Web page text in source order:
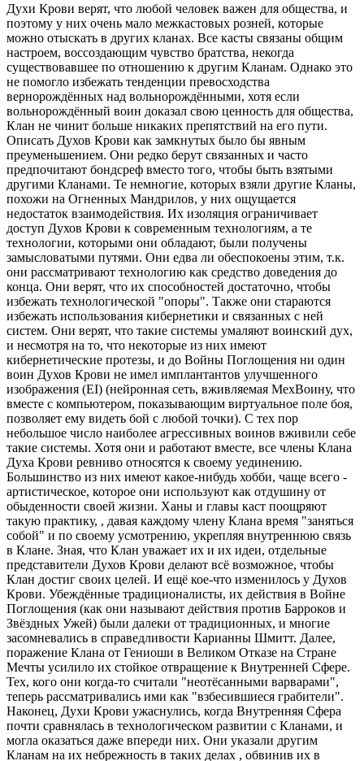
Духи Крови верят, что любой человек важен для общества, и
поэтому у них очень мало межкастовых розней, которые
можно отыскать в других кланах. Все касты связаны общим
настроем, воссоздающим чувство братства, некогда
существовавшее по отношению к другим Кланам. Однако это
не помогло избежать тенденции превосходства
вернорождённых над вольнорождёнными, хотя если
вольнорождённый воин доказал свою ценность для общества,
Клан не чинит больше никаких препятствий на его пути.
Описать Духов Крови как замкнутых было бы явным
преуменьшением. Они редко берут связанных и часто
предпочитают бондсреф вместо того, чтобы быть взятыми
другими Кланами. Те немногие, которых взяли другие Кланы,
похожи на Огненных Мандрилов, у них ощущается
недостаток взаимодействия. Их изоляция ограничивает
доступ Духов Крови к современным технологиям, а те
технологии, которыми они обладают, были получены
замысловатыми путями. Они едва ли обеспокоены этим, т.к.
они рассматривают технологию как средство доведения до
конца. Они верят, что их способностей достаточно, чтобы
избежать технологической "опоры". Также они стараются
избежать использования кибернетики и связанных с ней
систем. Они верят, что такие системы умаляют воинский дух,
и несмотря на то, что некоторые из них имеют
кибернетические протезы, и до Войны Поглощения ни один
воин Духов Крови не имел имплантантов улучшенного
изображения (EI) (нейронная сеть, вживляемая МехВоину, что
вместе с компьютером, показывающим виртуальное поле боя,
позволяет ему видеть бой с любой точки). С тех пор
небольшое число наиболее агрессивных воинов вживили себе
такие системы. Хотя они и работают вместе, все члены Клана
Духа Крови ревниво относятся к своему уединению.
Большинство из них имеют какое-нибудь хобби, чаще всего -
артистическое, которое они используют как отдушину от
обыденности своей жизни. Ханы и главы каст поощряют
такую практику, , давая каждому члену Клана время "заняться
собой" и по своему усмотрению, укрепляя внутреннюю связь
в Клане. Зная, что Клан уважает их и их идеи, отдельные
представители Духов Крови делают всё возможное, чтобы
Клан достиг своих целей. И ещё кое-что изменилось у Духов
Крови. Убеждённые традиционалисты, их действия в Войне
Поглощения (как они называют действия против Барроков и
Звёздных Ужей) были далеки от традиционных, и многие
засомневались в справедливости Карианны Шмитт. Далее,
поражение Клана от Гениоши в Великом Отказе на Стране
Мечты усилило их стойкое отвращение к Внутренней Сфере.
Тех, кого они когда-то считали "неотёсанными варварами",
теперь рассматривались ими как "взбесившиеся грабители".
Наконец, Духи Крови ужаснулись, когда Внутренняя Сфера
почти сравнялась в технологическом развитии с Кланами, и
могла оказаться даже впереди них. Они указали другим
Кланам на их небрежность в таких делах , обвинив их в